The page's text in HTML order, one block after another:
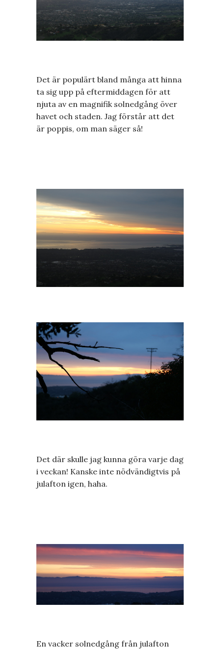
Det är populärt bland många att hinna
ta sig upp på eftermiddagen för att
njuta av en magnifik solnedgång över
havet och staden. Jag förstår att det
är poppis, om man säger så!
Det där skulle jag kunna göra varje dag
i veckan! Kanske inte nödvändigtvis på
julafton igen, haha.
En vacker solnedgång från julafton